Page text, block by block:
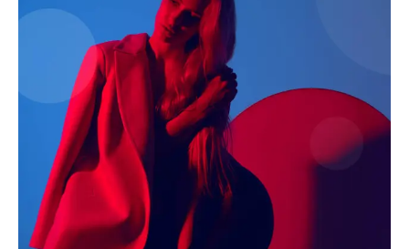
Contact us
Subscription Plans
My account